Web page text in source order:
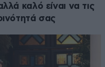
καλό είναι να τις
σας